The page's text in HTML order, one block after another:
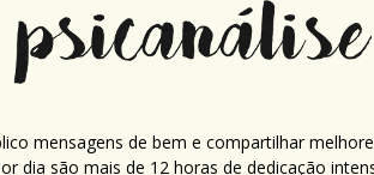
mensagens de bem e compartilhar
dia são mais de 12 horas de dedicação